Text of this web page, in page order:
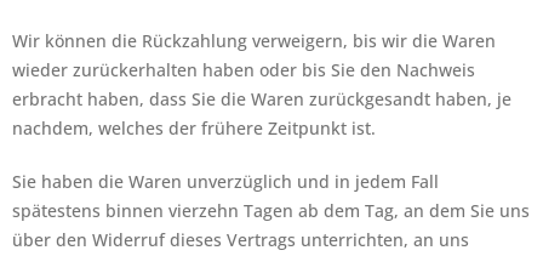
Wir können die Rückzahlung verweigern, bis wir die Waren
wieder zurückerhalten haben oder bis Sie den Nachweis
erbracht haben, dass Sie die Waren zurückgesandt haben, je
nachdem, welches der frühere Zeitpunkt ist.
Sie haben die Waren unverzüglich und in jedem Fall
spätestens binnen vierzehn Tagen ab dem Tag, an dem Sie uns
über den Widerruf dieses Vertrags unterrichten, an uns